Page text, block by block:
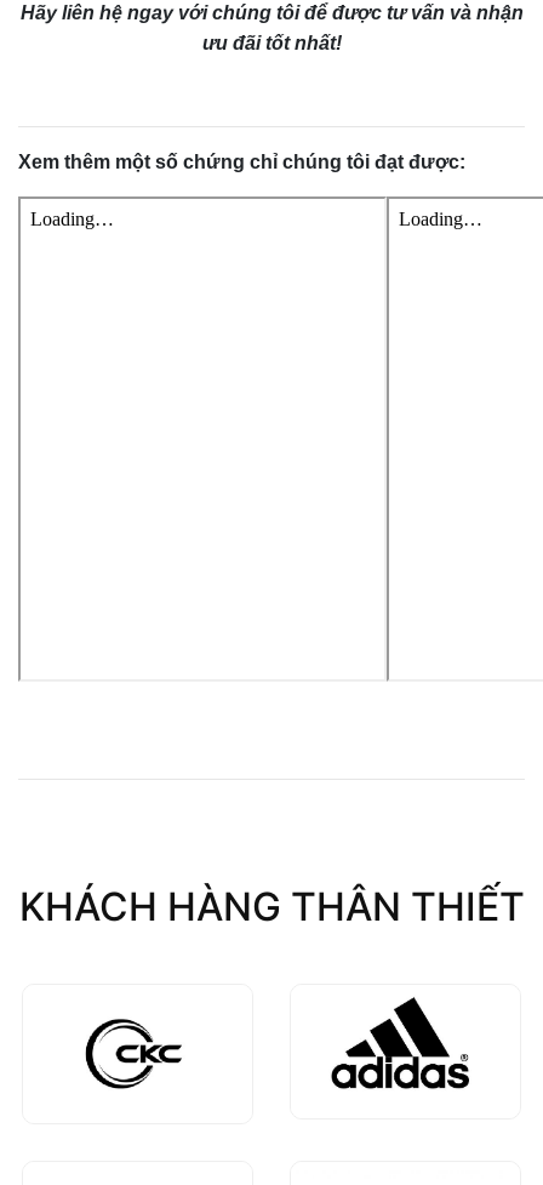
Hãy liên hệ ngay với chúng tôi để được tư vấn và nhận
ưu đãi tốt nhất!
Xem thêm một số chứng chỉ chúng tôi đạt được:
KHÁCH HÀNG THÂN THIẾT